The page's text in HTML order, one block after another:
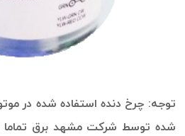
توجه: چرخ دنده استفاده شده در
شده توسط شرکت مشهد برق تماما